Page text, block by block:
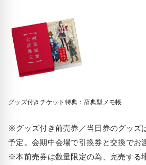
グッズ付きチケット特典：辞典型メモ帳
※グッズ付き前売券／当日券のグッズ
予定。会期中会場で引換券と交換でお
※本前売券は数量限定の為、完売する